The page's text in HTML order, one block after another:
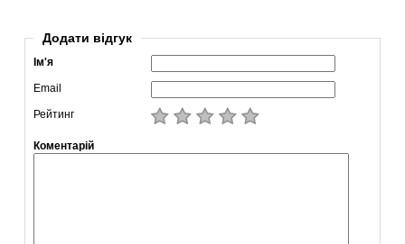
Додати відгук
Ім'я
Email
Рейтинг
Коментарій